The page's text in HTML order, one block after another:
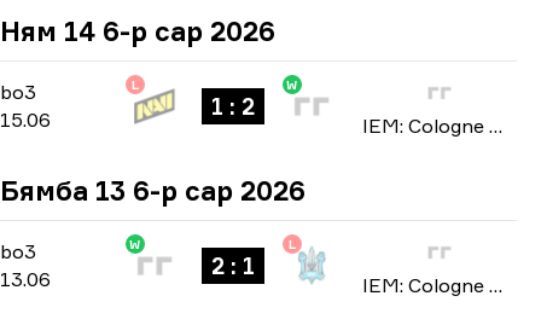
Ням 14 6-р сар 2026
bo3
bo3
15.06
L
1 : 2
W
IEM: Cologne Major 2026
Бямба 13 6-р сар 2026
bo3
bo3
13.06
W
2 : 1
L
IEM: Cologne Major 2026